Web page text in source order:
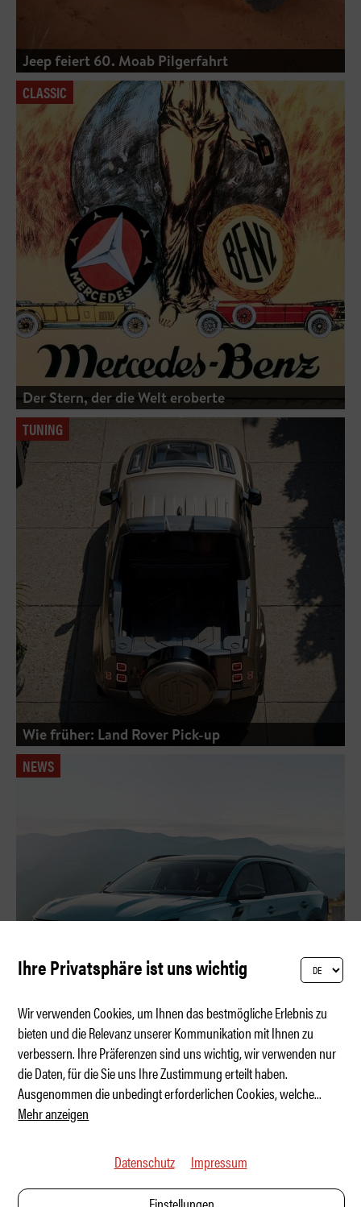
Jeep feiert 60. Moab Pilgerfahrt
CLASSIC
Der Stern, der die Welt eroberte
TUNING
Wie früher: Land Rover Pick-up
NEWS
Dacia Striker: Der nächste Volltreffer?
Ihre Privatsphäre ist uns wichtig
Wir verwenden Cookies, um Ihnen das bestmögliche Erlebnis zu
bieten und die Relevanz unserer Kommunikation mit Ihnen zu
verbessern. Ihre Präferenzen sind uns wichtig, wir verwenden nur
die Daten, für die Sie uns Ihre Zustimmung erteilt haben.
Ausgenommen die unbedingt erforderlichen Cookies, welche...
Mehr anzeigen
Datenschutz Impressum